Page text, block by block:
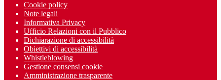
Cookie policy
Note legali
Informativa Privacy
Ufficio Relazioni con il Pubblico
Dichiarazione di accessibilità
Obiettivi di accessibilità
Whistleblowing
Gestione consensi cookie
Amministrazione trasparente